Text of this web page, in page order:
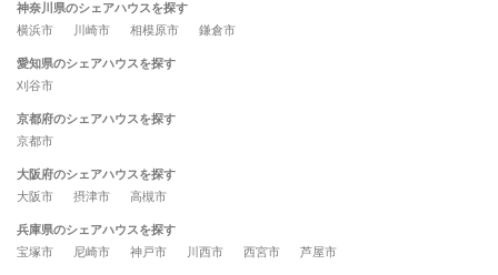
神奈川県のシェアハウスを探す
横浜市
川崎市 相模原市 鎌倉市
愛知県のシェアハウスを探す
刈谷市
京都府のシェアハウスを探す
京都市
大阪府のシェアハウスを探す
大阪市
摂津市 高槻市
兵庫県のシェアハウスを探す
宝塚市
尼崎市 神戸市 川西市 西宮市 芦屋市